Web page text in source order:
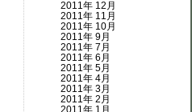
2011年 12月
2011年 11月
2011年 10月
2011年 9月
2011年 7月
2011年 6月
2011年 5月
2011年 4月
2011年 3月
2011年 2月
2011年 1月